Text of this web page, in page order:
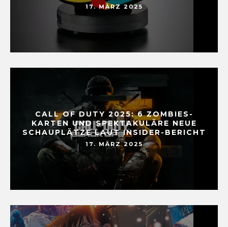
17. MÄRZ 2025
CALL OF DUTY 2025: 6 ZOMBIES-
KARTEN UND SPEKTAKULÄRE NEUE
SCHAUPLÄTZE LAUT INSIDER-BERICHT
17. MÄRZ 2025